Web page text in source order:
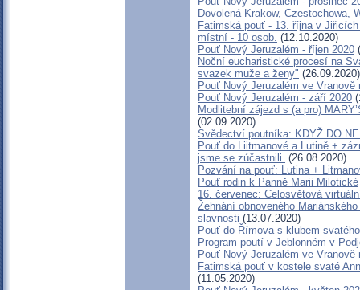
Dovolená Krakow, Czestochowa,
Fatimská pouť - 13. října v
místní - 10 osob. (12.10.2020)
Pouť Nový Jeruzalém - říjen 2020
Noční eucharistické procesí na
svazek muže a ženy" (26.09.2020)
Pouť Nový Jeruzalém ve Vranově
Pouť Nový Jeruzalém - září 2020
Modlitební zájezd s (a pro)
(02.09.2020)
Svědectví poutníka: KDYŽ DO
Pouť do Liitmanové a Lutině +
jsme se zúčastnili. (26.08.2020)
Pozvání na pouť: Lutina +
Pouť rodin k Panně Marii Milotické
16. červenec: Celosvětová
Žehnání obnoveného
slavnosti (13.07.2020)
Pouť do Římova s klubem
Program poutí v Jeblonném v
Pouť Nový Jeruzalém ve Vranově
Fatimská pouť v kostele svaté
(11.05.2020)